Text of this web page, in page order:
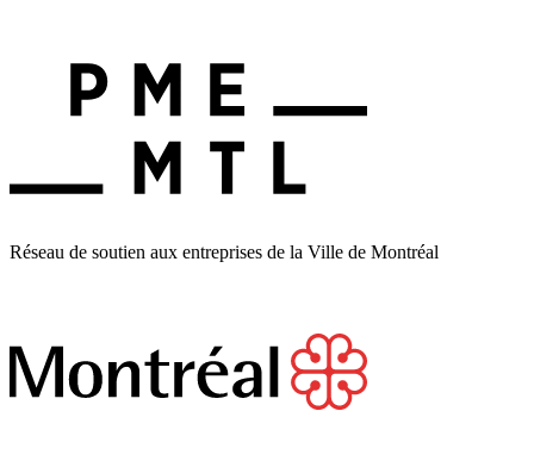
Réseau de soutien aux entreprises de la Ville de Montréal